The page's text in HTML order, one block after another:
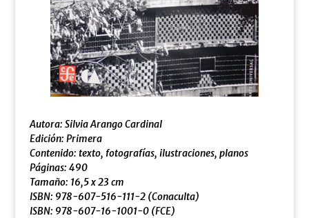
Autora: Silvia Arango Cardinal
Edición: Primera
Contenido: texto, fotografías, ilustraciones, planos
Páginas: 490
Tamaño: 16,5 x 23 cm
ISBN: 978-607-516-111-2 (Conaculta)
ISBN: 978-607-16-1001-0 (FCE)